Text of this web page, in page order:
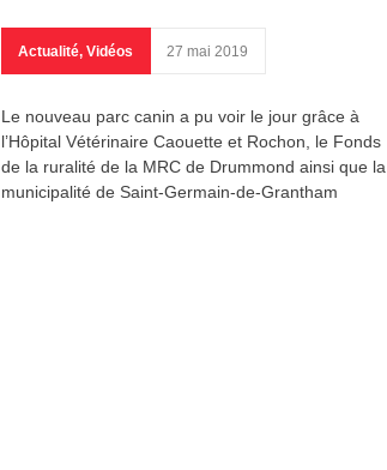
Actualité, Vidéos 27 mai 2019
Le nouveau parc canin a pu voir le jour grâce à
l’Hôpital Vétérinaire Caouette et Rochon, le Fonds
de la ruralité de la MRC de Drummond ainsi que la
municipalité de Saint-Germain-de-Grantham